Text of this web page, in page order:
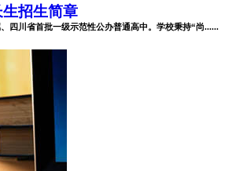
招生简章
四川省首批一级示范性公办普通高中。学校秉持“尚......